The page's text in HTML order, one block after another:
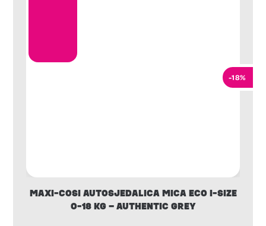
-18%
MAXI-COSI AUTOSJEDALICA MICA ECO I-SIZE
0-18 KG – AUTHENTIC GREY